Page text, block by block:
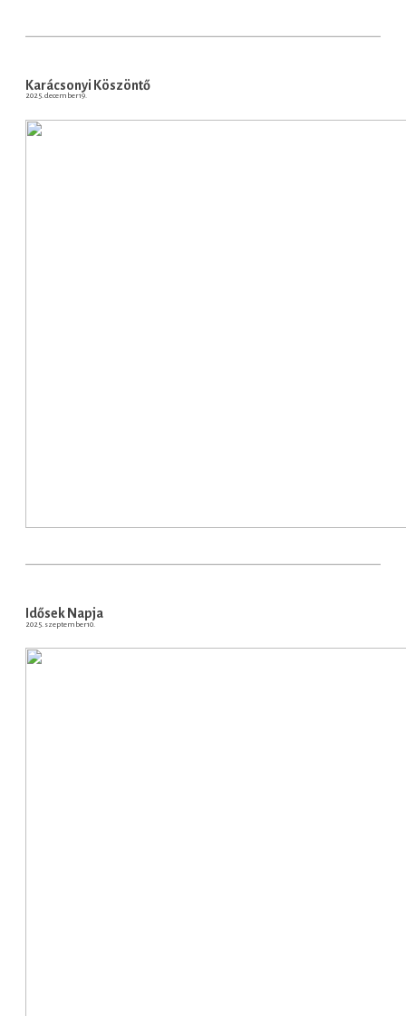
Karácsonyi Köszöntő
2025. december 19.
Idősek Napja
2025. szeptember 10.